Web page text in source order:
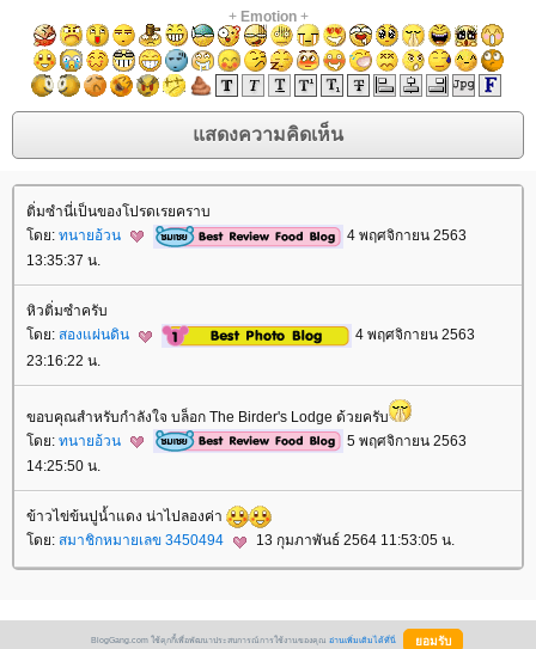
+ Emotion+
ติ่มซำนี่เป็นของโปรดเรยคราบ
ดย: ทนายอ้วน
4 พฤศจิกายน 2563
13:35:37 น.
หิวติ่มซำครับ
ดย: สองแผ่นดิน
4 พฤศจิกายน 2563
23:16:22 น.
ขอบคุณสำหรับกำลังใจ บล็อก The Birder's Lodge ด้วยครับ
ดย: ทนายอ้วน
5 พฤศจิกายน 2563
14:25:50 น.
ข้าวไข่ข้นปูน้ำแดง น่าไปลองค่า
ดย: สมาชิกหมายเลข 3450494 13 กุมภาพันธ์ 2564 11:53:05 น.
BlogGang.com ใช้คุกกี้เพื่อพัฒนาประสบการณ์การใช้งานของคุณ อ่านเพิ่มเติมได้ที่นี่